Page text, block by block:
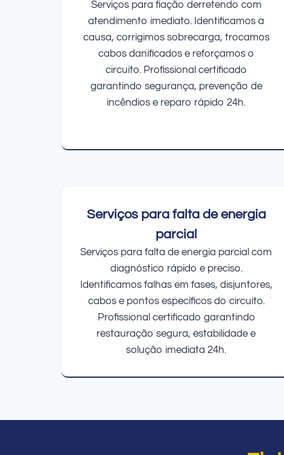
Serviços para fiação derretendo com
atendimento imediato. Identificamos a
causa, corrigimos sobrecarga, trocamos
cabos danificados e reforçamos o
circuito. Profissional certificado
garantindo segurança, prevenção de
incêndios e reparo rápido 24h.
Serviços para falta de energia
parcial
Serviços para falta de energia parcial com
diagnóstico rápido e preciso.
Identificamos falhas em fases, disjuntores,
cabos e pontos específicos do circuito.
Profissional certificado garantindo
restauração segura, estabilidade e
solução imediata 24h.